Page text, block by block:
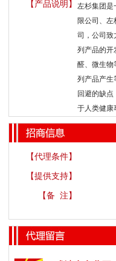
【产品说明】
左杉集团是
限公司、
司，公司致
列产品的开
醛、微生物
列产品产生
回避的缺
于人类健康
【代理条件】
【提供支持】
【备 注】